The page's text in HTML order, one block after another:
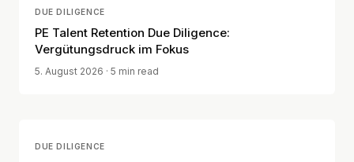
DUE DILIGENCE
PE Talent Retention Due Diligence:
Vergütungsdruck im Fokus
5. August 2026 · 5 min read
DUE DILIGENCE